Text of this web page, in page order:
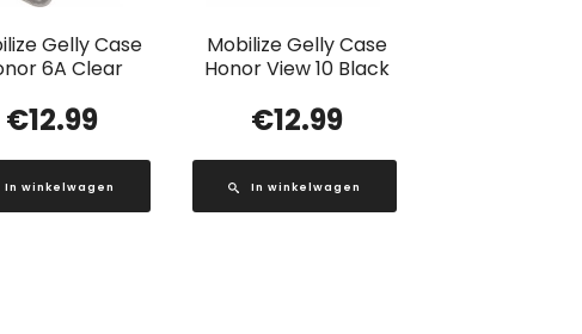
Gelly Case
6A Clear
€12.99
In winkelwagen
Mobilize Gelly Case
Honor View 10 Black
€12.99
In winkelwagen